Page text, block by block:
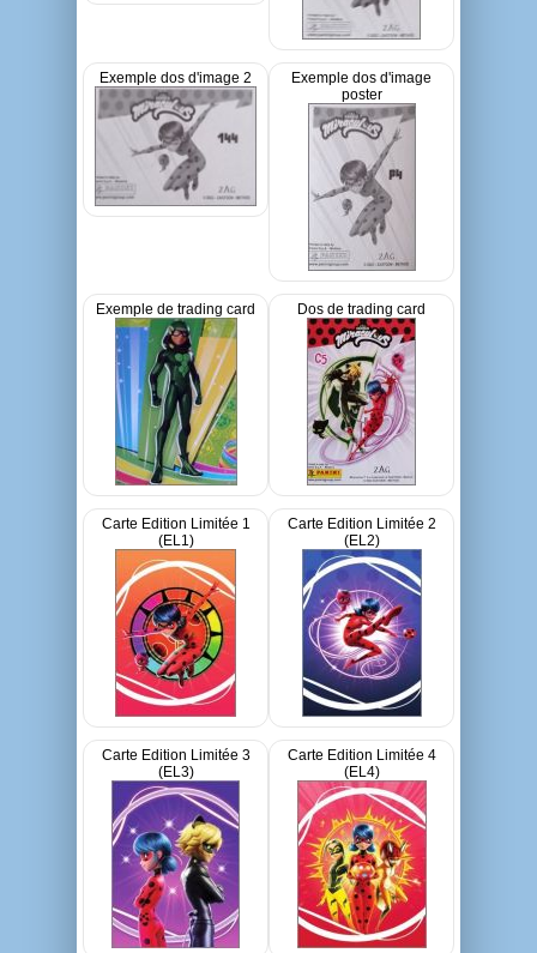
Exemple dos d'image 2
Exemple dos d'image
poster
Exemple de trading card Dos de trading card
Carte Edition Limitée 1
(EL1)
Carte Edition Limitée 2
(EL2)
Carte Edition Limitée 3
(EL3)
Carte Edition Limitée 4
(EL4)